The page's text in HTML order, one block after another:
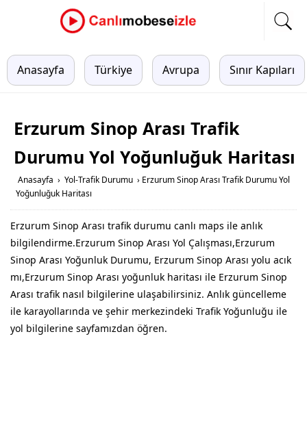
Anasayfa Türkiye Avrupa Sınır Kapıları
Erzurum Sinop Arası Trafik
Durumu Yol Yoğunluğuk Haritası
Anasayfa › Yol-Trafik Durumu › Erzurum Sinop Arası Trafik Durumu Yol
Yoğunluğuk Haritası
Erzurum Sinop Arası trafik durumu canlı maps ile anlık
bilgilendirme.Erzurum Sinop Arası Yol Çalışması,Erzurum
Sinop Arası Yoğunluk Durumu, Erzurum Sinop Arası yolu acık
mı,Erzurum Sinop Arası yoğunluk haritası ile Erzurum Sinop
Arası trafik nasıl bilgilerine ulaşabilirsiniz. Anlık güncelleme
ile karayollarında ve şehir merkezindeki Trafik Yoğunluğu ile
yol bilgilerine sayfamızdan öğren.